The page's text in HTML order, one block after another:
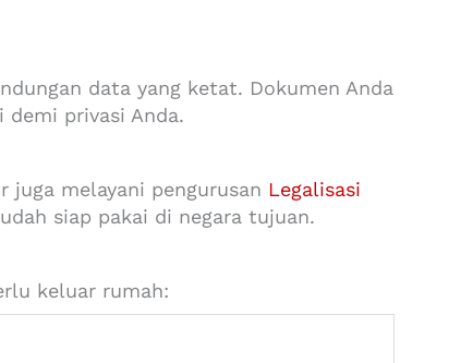
data yang ketat. Dokumen Anda
demi privasi Anda.
melayani pengurusan Legalisasi
siap pakai di negara tujuan.
keluar rumah: